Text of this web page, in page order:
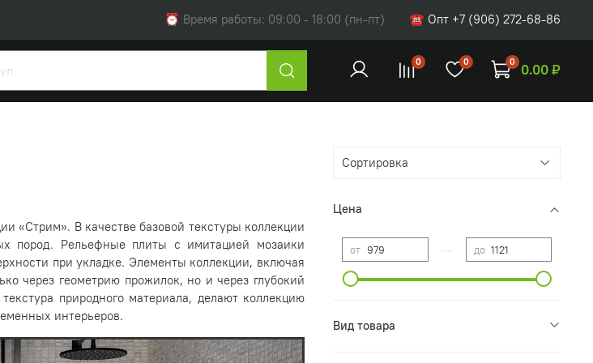
⏰ Время работы: 09:00 - 18:00 (пн-пт) ☎ Опт +7 (906) 272-68-86
0 0 0 0.00 ₽
«Стрим». В качестве базовой текстуры коллекции
пород. Рельефные плиты с имитацией мозаики
при укладке. Элементы коллекции, включая
через геометрию прожилок, но и через глубокий
природного материала, делают коллекцию
интерьеров.
Цена
от до
Вид товара